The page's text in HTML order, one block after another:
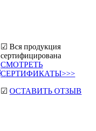
☑ Вся продукция
сертифицирована
СМОТРЕТЬ
СЕРТИФИКАТЫ>>>
☑ОСТАВИТЬ ОТЗЫВ